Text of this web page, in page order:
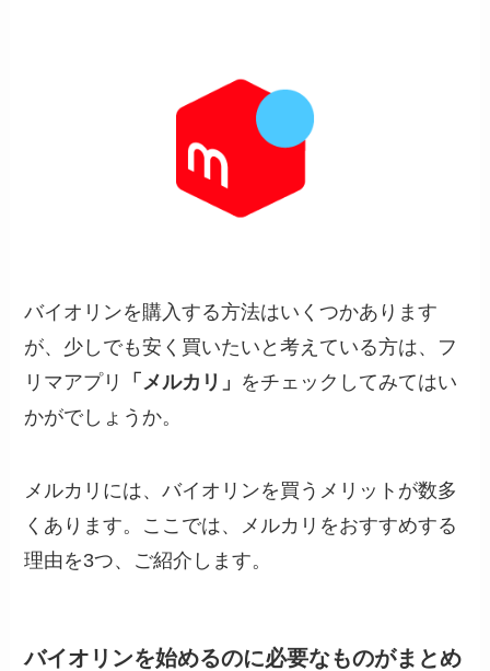
バイオリンを購入する方法はいくつかあります
が、少しでも安く買いたいと考えている方は、フ
リマアプリ
「メルカリ」 をチェックしてみてはい
かがでしょうか。
メルカリには、バイオリンを買うメリットが数多
くあります。ここでは、メルカリをおすすめする
理由を3つ、ご紹介します。
バイオリンを始めるのに必要なものがまとめ